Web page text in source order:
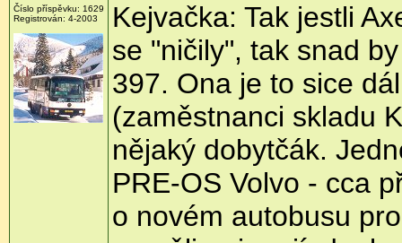
Číslo příspěvku: 1629
Registrován: 4-2003
Kejvačka: Tak jestli
se "ničily", tak snad
397. Ona je to sice
(zaměstnanci skladu
nějaký dobytčák.
PRE-OS Volvo - cca
o novém autobusu